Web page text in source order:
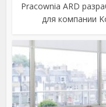
Pracownia ARD
для компании